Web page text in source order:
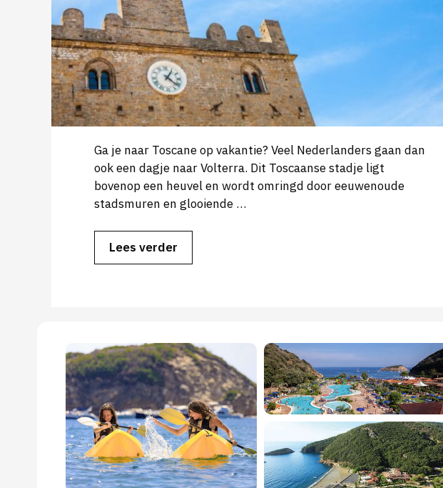
Ga je naar Toscane op vakantie? Veel Nederlanders gaan dan
ook een dagje naar Volterra. Dit Toscaanse stadje ligt
bovenop een heuvel en wordt omringd door eeuwenoude
stadsmuren en glooiende …
Lees verder